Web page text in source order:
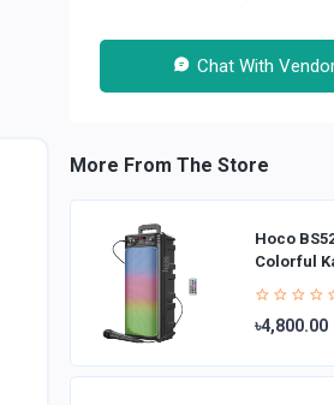
Chat With
More From The Store
Hoco
Colorful
Bluetooth
৳4,800.00